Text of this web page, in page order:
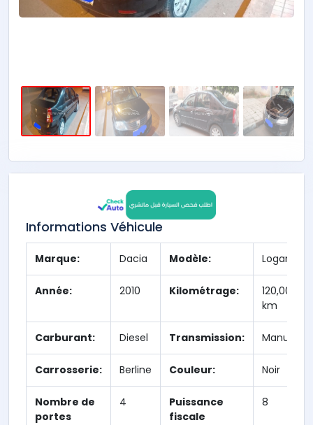
Informations Véhicule
Marque: Dacia Modèle: Logan
Année: 2010 Kilométrage:
120,000
km
Carburant: Diesel Transmission: Manuelle
Carrosserie: Berline Couleur: Noir
Nombre de
portes
4
Puissance
fiscale
8